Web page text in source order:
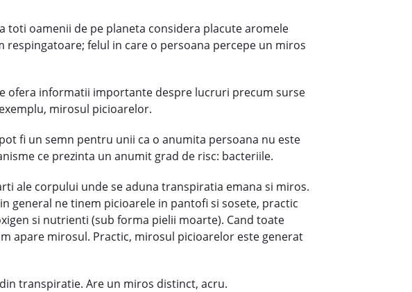
oamenii de pe planeta considera placute aromele
felul in care o persoana percepe un miros
ofera informatii importante despre lucruri precum surse
mirosul picioarelor.
fi un semn pentru unii ca o anumita persoana nu este
ce prezinta un anumit grad de risc: bacteriile.
ale corpului unde se aduna transpiratia emana si miros.
general ne tinem picioarele in pantofi si sosete, practic
si nutrienti (sub forma pielii moarte). Cand toate
apare mirosul. Practic, mirosul picioarelor este generat
transpiratie. Are un miros distinct, acru.